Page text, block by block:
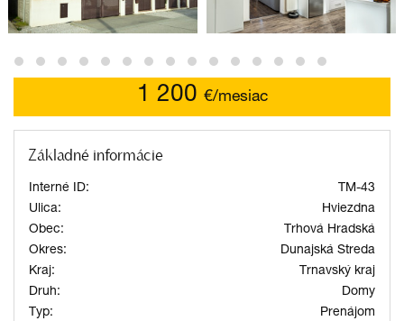
1 200 €/mesiac
Základné informácie
Interné ID:
TM-43
Ulica:
Hviezdna
Obec:
Trhová Hradská
Okres:
Dunajská Streda
Kraj:
Trnavský kraj
Druh:
Domy
Typ:
Prenájom